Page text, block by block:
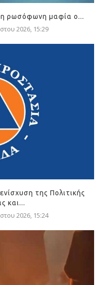
ρωσόφωνη μαφία ο...
2026, 15:29
της Πολιτικής
και...
2026, 15:24